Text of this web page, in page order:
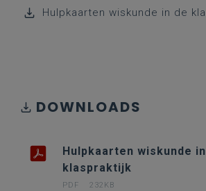
Hulpkaarten wiskunde in de
DOWNLOADS
Hulpkaarten wiskunde
klaspraktijk
PDF 232KB